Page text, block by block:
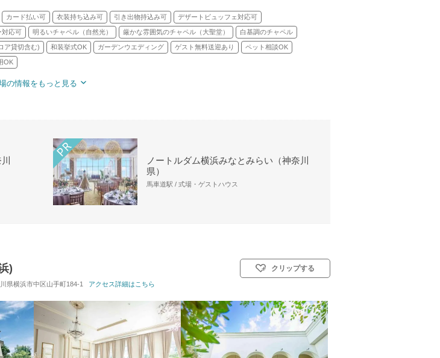
カード払い可 衣装持ち込み可 引き出物持込み可 デザートビュッフェ対応可
対応可 明るいチャペル（自然光） 厳かな雰囲気のチャペル（大聖堂） 白基調のチャペル
ア貸切含む) 和装挙式OK ガーデンウエディング ゲスト無料送迎あり ペット相談OK
OK
の情報をもっと見る
ノートルダム横浜みなとみらい（神奈川
県）
馬車道駅 / 式場・ゲストハウス
)
対応人数: 着席：10名 ～ 130名 挙式スタイル: 教会式(キリスト教式)／神前式／人前式／仏前式／和装人前式
県横浜市中区山手町184-1 アクセス詳細はこちら
クリップする